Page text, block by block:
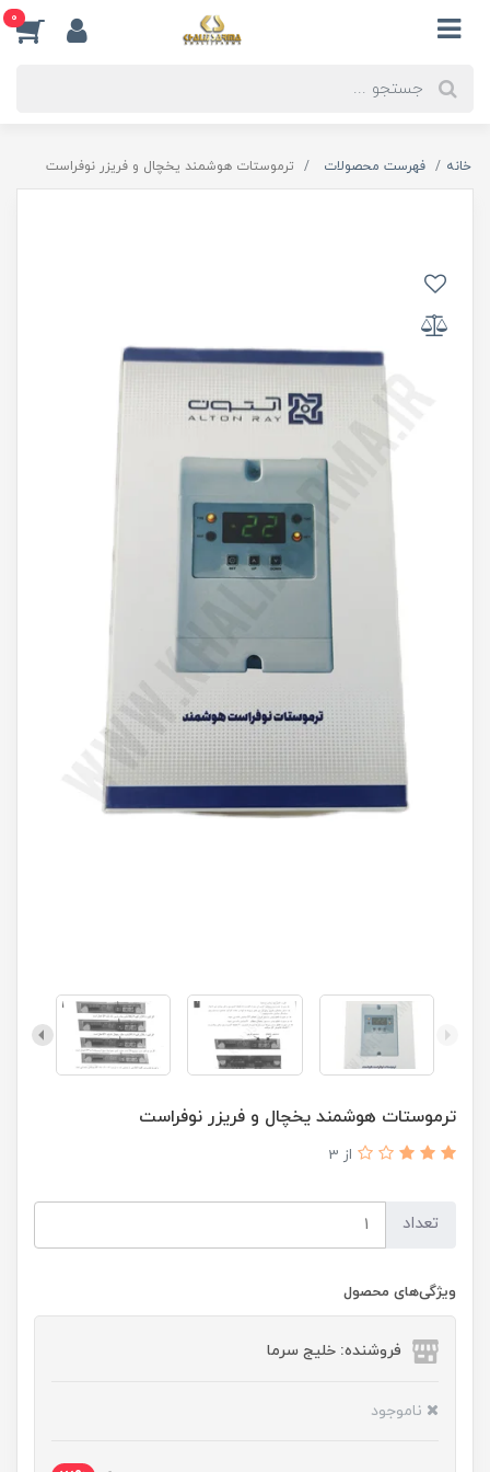
0
خانه فهرست محصولات ترموستات هوشمند یخچال و فریزر نوفراست
ترموستات هوشمند یخچال و فریزر نوفراست
از 3
تعداد
ویژگی‌های محصول
فروشنده: خلیج سرما
ناموجود